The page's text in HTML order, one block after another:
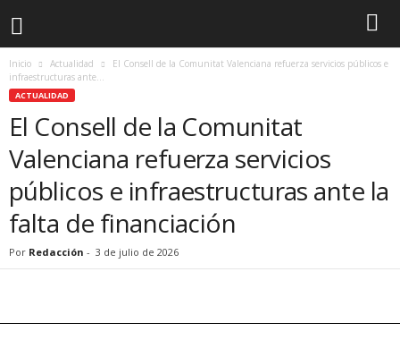
Inicio Actualidad
El Consell de la Comunitat Valenciana refuerza servicios públicos e
infraestructuras ante...
ACTUALIDAD
El Consell de la Comunitat
Valenciana refuerza servicios
públicos e infraestructuras ante la
falta de financiación
Por Redacción - 3 de julio de 2026